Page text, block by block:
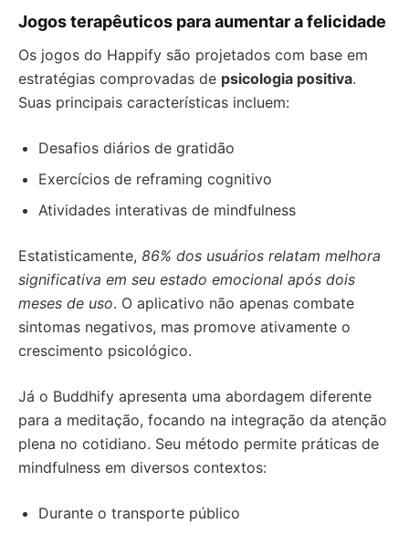
Jogos terapêuticos para aumentar a felicidade
Os jogos do Happify são projetados com base em
estratégias comprovadas de psicologia positiva.
Suas principais características incluem:
Desafios diários de gratidão
Exercícios de reframing cognitivo
Atividades interativas de mindfulness
Estatisticamente, 86% dos usuários relatam melhora
significativa em seu estado emocional após dois
meses de uso. O aplicativo não apenas combate
sintomas negativos, mas promove ativamente o
crescimento psicológico.
Já o Buddhify apresenta uma abordagem diferente
para a meditação, focando na integração da atenção
plena no cotidiano. Seu método permite práticas de
mindfulness em diversos contextos:
Durante o transporte público